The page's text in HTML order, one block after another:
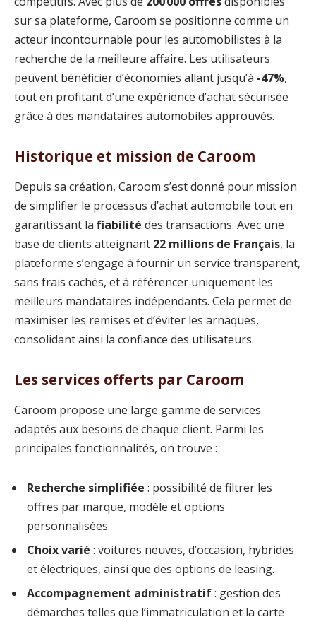
sur sa plateforme, Caroom se positionne comme un
acteur incontournable pour les automobilistes à la
recherche de la meilleure affaire. Les utilisateurs
peuvent bénéficier d’économies allant jusqu’à -47%,
tout en profitant d’une expérience d’achat sécurisée
grâce à des mandataires automobiles approuvés.
Historique et mission de Caroom
Depuis sa création, Caroom s’est donné pour mission
de simplifier le processus d’achat automobile tout en
garantissant la fiabilité des transactions. Avec une
base de clients atteignant 22 millions de Français, la
plateforme s’engage à fournir un service transparent,
sans frais cachés, et à référencer uniquement les
meilleurs mandataires indépendants. Cela permet de
maximiser les remises et d’éviter les arnaques,
consolidant ainsi la confiance des utilisateurs.
Les services offerts par Caroom
Caroom propose une large gamme de services
adaptés aux besoins de chaque client. Parmi les
principales fonctionnalités, on trouve :
Recherche simplifiée : possibilité de filtrer les
offres par marque, modèle et options
personnalisées.
Choix varié : voitures neuves, d’occasion, hybrides
et électriques, ainsi que des options de leasing.
Accompagnement administratif: gestion des
démarches telles que l’immatriculation et la carte